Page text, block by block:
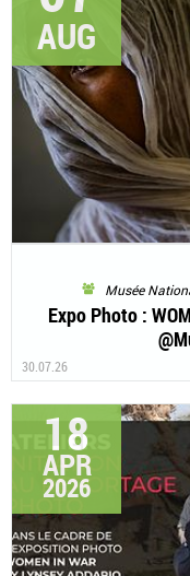
AUG
Musée
Expo Photo :
30.07.26
18
APR
2026